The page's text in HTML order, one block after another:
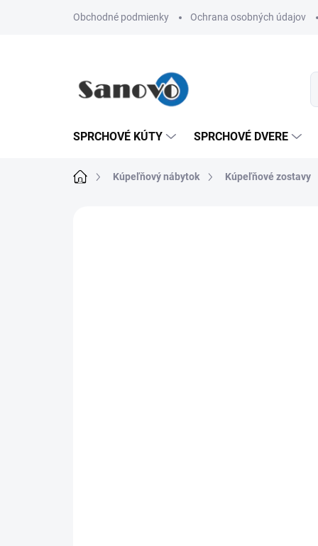
Obchodné podmienky Ochrana osobných údajov
SPRCHOVÉ KÚTY SPRCHOVÉ DVERE
DomovKúpeľňový nábytok Kúpeľňové zostavy